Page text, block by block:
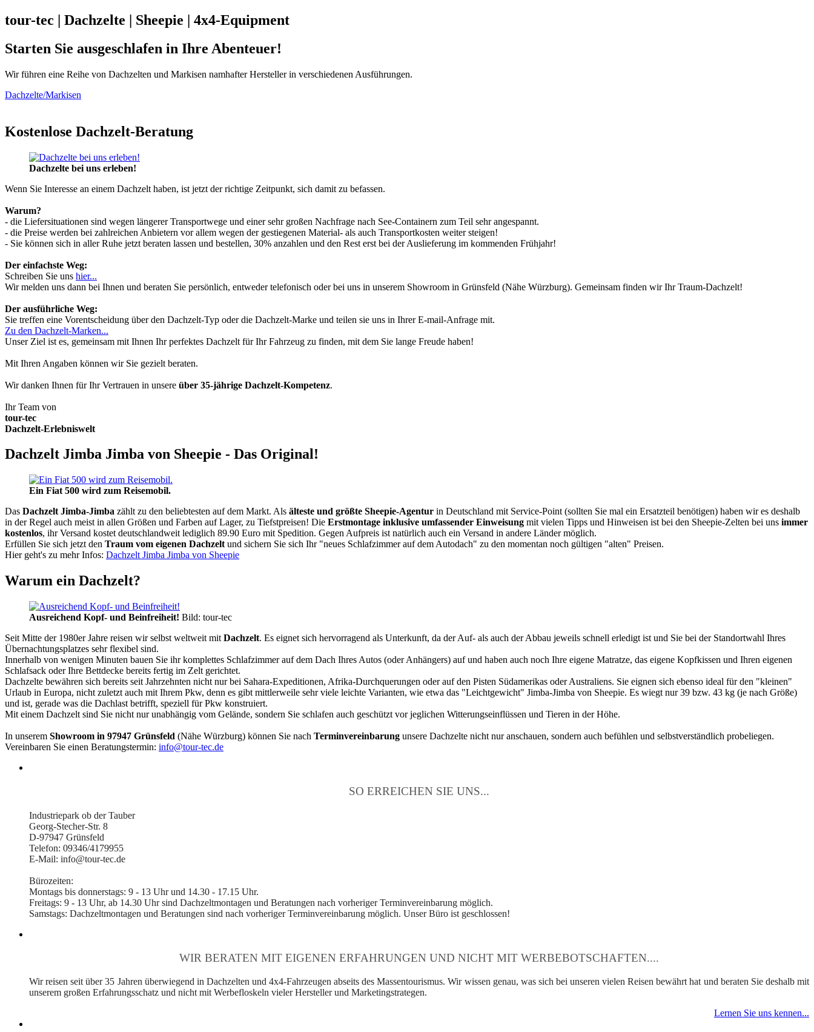
tour-tec | Dachzelte | Sheepie | 4x4-Equipment
Starten Sie ausgeschlafen in Ihre Abenteuer!
Wir führen eine Reihe von Dachzelten und Markisen namhafter Hersteller in verschiedenen Ausführungen.
Dachzelte/Markisen
Kostenlose Dachzelt-Beratung
Dachzelte bei uns erleben!
Wenn Sie Interesse an einem Dachzelt haben, ist jetzt der richtige Zeitpunkt, sich damit zu befassen.
Warum?
- die Liefersituationen sind wegen längerer Transportwege und einer sehr großen Nachfrage nach See-Containern zum Teil sehr angespannt.
- die Preise werden bei zahlreichen Anbietern vor allem wegen der gestiegenen Material- als auch Transportkosten weiter steigen!
- Sie können sich in aller Ruhe jetzt beraten lassen und bestellen, 30% anzahlen und den Rest erst bei der Auslieferung im kommenden Frühjahr!
Der einfachste Weg:
Schreiben Sie uns hier...
Wir melden uns dann bei Ihnen und beraten Sie persönlich, entweder telefonisch oder bei uns in unserem Showroom in Grünsfeld (Nähe Würzburg). Gemeinsam finden wir Ihr Traum-Dachzelt!
Der ausführliche Weg:
Sie treffen eine Vorentscheidung über den Dachzelt-Typ oder die Dachzelt-Marke und teilen sie uns in Ihrer E-mail-Anfrage mit.
Zu den Dachzelt-Marken...
Unser Ziel ist es, gemeinsam mit Ihnen Ihr perfektes Dachzelt für Ihr Fahrzeug zu finden, mit dem Sie lange Freude haben!
Mit Ihren Angaben können wir Sie gezielt beraten.
Wir danken Ihnen für Ihr Vertrauen in unsere über 35-jährige Dachzelt-Kompetenz.
Ihr Team von
tour-tec
Dachzelt-Erlebniswelt
Dachzelt Jimba Jimba von Sheepie - Das Original!
Ein Fiat 500 wird zum Reisemobil.
Das Dachzelt Jimba-Jimba zählt zu den beliebtesten auf dem Markt. Als älteste und größte Sheepie-Agentur in Deutschland mit Service-Point (sollten Sie mal ein Ersatzteil benötigen) haben wir es deshalb
in der Regel auch meist in allen Größen und Farben auf Lager, zu Tiefstpreisen! Die Erstmontage inklusive umfassender Einweisung mit vielen Tipps und Hinweisen ist bei den Sheepie-Zelten bei uns immer
kostenlos, ihr Versand kostet deutschlandweit lediglich 89.90 Euro mit Spedition. Gegen Aufpreis ist natürlich auch ein Versand in andere Länder möglich.
Erfüllen Sie sich jetzt den Traum vom eigenen Dachzelt und sichern Sie sich Ihr "neues Schlafzimmer auf dem Autodach" zu den momentan noch gültigen "alten" Preisen.
Hier geht's zu mehr Infos: Dachzelt Jimba Jimba von Sheepie
Warum ein Dachzelt?
Ausreichend Kopf- und Beinfreiheit! Bild: tour-tec
Seit Mitte der 1980er Jahre reisen wir selbst weltweit mit Dachzelt. Es eignet sich hervorragend als Unterkunft, da der Auf- als auch der Abbau jeweils schnell erledigt ist und Sie bei der Standortwahl Ihres
Übernachtungsplatzes sehr flexibel sind.
Innerhalb von wenigen Minuten bauen Sie ihr komplettes Schlafzimmer auf dem Dach Ihres Autos (oder Anhängers) auf und haben auch noch Ihre eigene Matratze, das eigene Kopfkissen und Ihren eigenen
Schlafsack oder Ihre Bettdecke bereits fertig im Zelt gerichtet.
Dachzelte bewähren sich bereits seit Jahrzehnten nicht nur bei Sahara-Expeditionen, Afrika-Durchquerungen oder auf den Pisten Südamerikas oder Australiens. Sie eignen sich ebenso ideal für den "kleinen"
Urlaub in Europa, nicht zuletzt auch mit Ihrem Pkw, denn es gibt mittlerweile sehr viele leichte Varianten, wie etwa das "Leichtgewicht" Jimba-Jimba von Sheepie. Es wiegt nur 39 bzw. 43 kg (je nach Größe)
und ist, gerade was die Dachlast betrifft, speziell für Pkw konstruiert.
Mit einem Dachzelt sind Sie nicht nur unabhängig vom Gelände, sondern Sie schlafen auch geschützt vor jeglichen Witterungseinflüssen und Tieren in der Höhe.
In unserem Showroom in 97947 Grünsfeld (Nähe Würzburg) können Sie nach Terminvereinbarung unsere Dachzelte nicht nur anschauen, sondern auch befühlen und selbstverständlich probeliegen.
Vereinbaren Sie einen Beratungstermin: info@tour-tec.de
SO ERREICHEN SIE UNS...
Industriepark ob der Tauber
Georg-Stecher-Str. 8
D-97947 Grünsfeld
Telefon: 09346/4179955
E-Mail: info@tour-tec.de
Bürozeiten:
Montags bis donnerstags: 9 - 13 Uhr und 14.30 - 17.15 Uhr.
Freitags: 9 - 13 Uhr, ab 14.30 Uhr sind Dachzeltmontagen und Beratungen nach vorheriger Terminvereinbarung möglich.
Samstags: Dachzeltmontagen und Beratungen sind nach vorheriger Terminvereinbarung möglich. Unser Büro ist geschlossen!
WIR BERATEN MIT EIGENEN ERFAHRUNGEN UND NICHT MIT WERBEBOTSCHAFTEN....
Wir reisen seit über 35 Jahren überwiegend in Dachzelten und 4x4-Fahrzeugen abseits des Massentourismus. Wir wissen genau, was sich bei unseren vielen Reisen bewährt hat und beraten Sie deshalb mit
unserem großen Erfahrungsschatz und nicht mit Werbefloskeln vieler Hersteller und Marketingstrategen.
Lernen Sie uns kennen...